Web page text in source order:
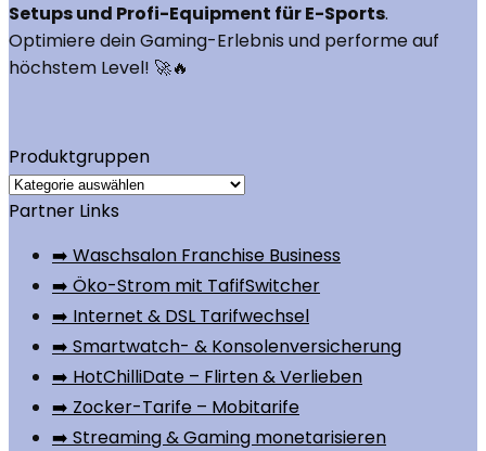
Setups und Profi-Equipment für E-Sports.
Optimiere dein Gaming-Erlebnis und performe auf
höchstem Level! 🚀🔥
Produktgruppen
Partner Links
➡️ Waschsalon Franchise Business
➡️ Öko-Strom mit TafifSwitcher
➡️ Internet & DSL Tarifwechsel
➡️ Smartwatch- & Konsolenversicherung
➡️ HotChilliDate – Flirten & Verlieben
➡️ Zocker-Tarife – Mobitarife
➡️ Streaming & Gaming monetarisieren